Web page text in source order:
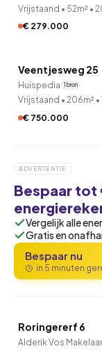
Vrijstaand • 52m² •
€ 279.000
Veentjesweg 25
Huispedia 1 bron
Vrijstaand • 206m² •
€ 750.000
ADVERTENTIE
Bespaar tot
Vergelijk alle
Gratis en
Bespaar nu
in 5 minuten
Roringererf 6
Alderik Vos